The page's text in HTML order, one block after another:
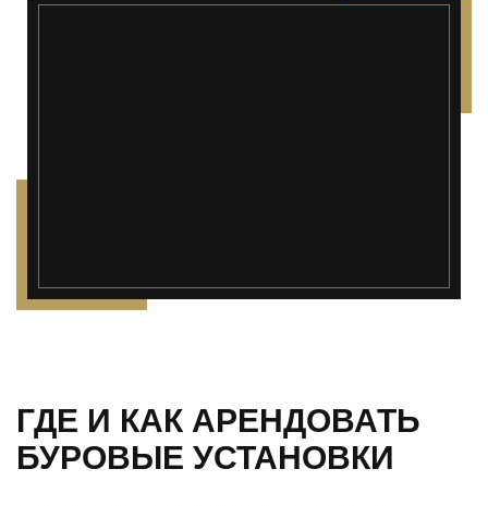
ГДЕ И КАК АРЕНДОВАТЬ
БУРОВЫЕ УСТАНОВКИ